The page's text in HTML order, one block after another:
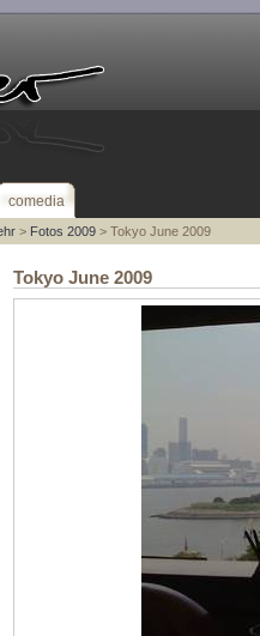
comedia
> Fotos 2009> Tokyo June 2009
Tokyo June 2009